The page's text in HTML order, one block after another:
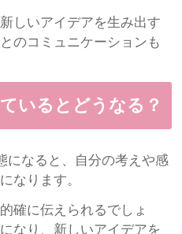
しいアイデアを生み出す
のコミュニケーションも
ているとどうなる？
になると、自分の考えや感
なります。
確に伝えられるでしょ
なり、新しいアイデアを